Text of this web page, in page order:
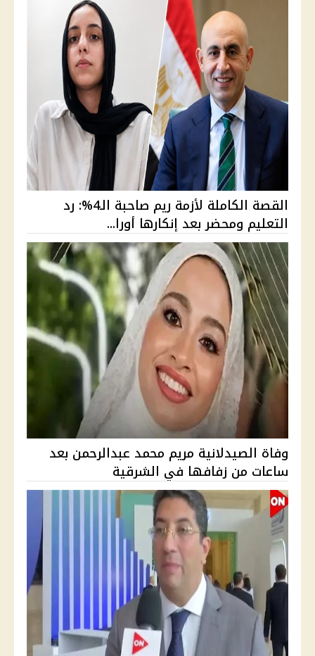
القصة الكاملة لأزمة ريم صاحبة الـ4%: رد
التعليم ومحضر بعد إنكارها أورا...
وفاة الصيدلانية مريم محمد عبدالرحمن بعد
ساعات من زفافها في الشرقية